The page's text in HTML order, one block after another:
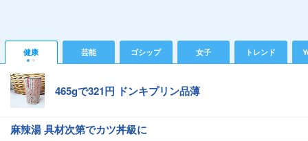
健康 芸能 ゴシップ 女子 トレンド
465gで321円 ドンキプリン品薄
麻辣湯 具材次第でカツ丼級に